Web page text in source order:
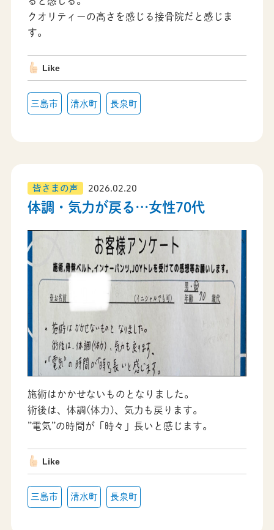
クオリティーの高さを感じる接骨院だと感じま
す。
Like
三島市 清水町 長泉町
皆さまの声 2026.02.20
体調・気力が戻る…女性70代
施術はかかせないものとなりました。
術後は、体調(体力)、気力も戻ります。
”電気”の時間が「時々」長いと感じます。
Like
三島市 清水町 長泉町